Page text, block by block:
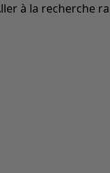
à la recherche